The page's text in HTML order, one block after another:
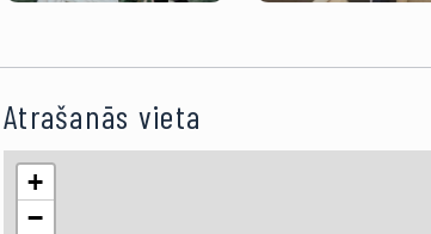
Atrašanās vieta
+
−